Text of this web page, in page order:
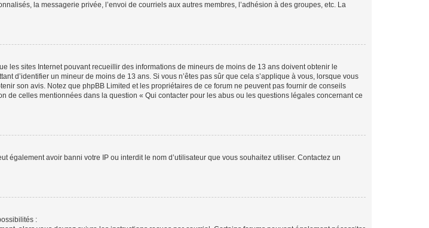
la messagerie privée, l’envoi de courriels aux autres membres, l’adhésion à des groupes, etc. La
les sites Internet pouvant recueillir des informations de mineurs de moins de 13 ans doivent obtenir le
d’identifier un mineur de moins de 13 ans. Si vous n’êtes pas sûr que cela s’applique à vous, lorsque vous
son avis. Notez que phpBB Limited et les propriétaires de ce forum ne peuvent pas fournir de conseils
de celles mentionnées dans la question « Qui contacter pour les abus ou les questions légales concernant ce
également avoir banni votre IP ou interdit le nom d’utilisateur que vous souhaitez utiliser. Contactez un
: